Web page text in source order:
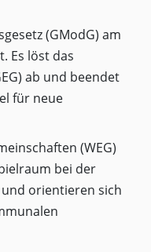
(GModG) am
Es löst das
ab und beendet
für neue
(WEG)
bei der
orientieren sich